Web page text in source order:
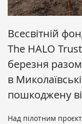
Всесвітній
The HALO
березня
в
пошкоджену
Над пілотним